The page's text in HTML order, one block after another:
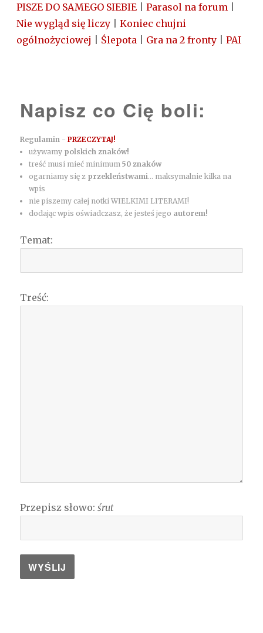
PISZE DO SAMEGO SIEBIE
Parasol na forum
Nie wygląd się liczy
Koniec chujni
ogólnożyciowej
Ślepota Gra na 2 fronty PAI
Napisz co Cię boli:
Regulamin -PRZECZYTAJ!
używamy polskich znaków!
treść musi mieć minimum50 znaków
ogarniamy się z przekleństwami... maksymalnie kilka na
wpis
nie piszemy całej notki WIELKIMI LITERAMI!
dodając wpis oświadczasz, że jesteś jego autorem!
Temat:
Treść:
Przepisz słowo:śrut